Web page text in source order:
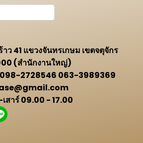
ว 41 แขวงจันทรเกษม เขตจตุจักร
(สำนักงานใหญ่)
2728546 063-3989369
สาร์ 09.00 - 17.00